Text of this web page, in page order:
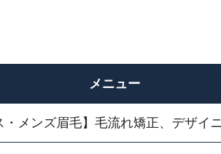
メニュー
メンズ眉毛】毛流れ矯正、デザイ